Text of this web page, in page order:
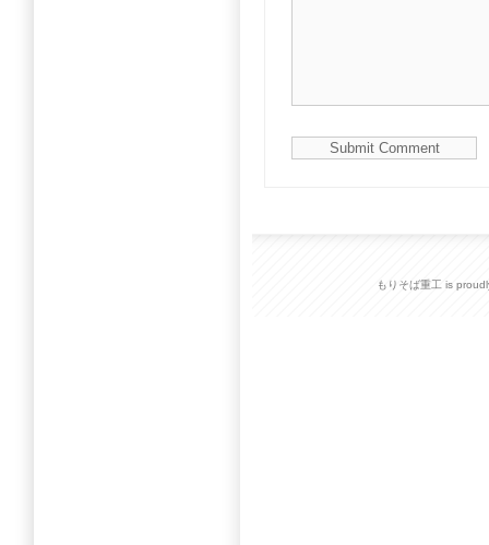
もりそば重工 is